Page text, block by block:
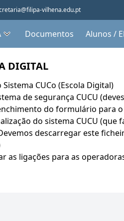
vilhena.edu.pt
Documentos Alunos /
DIGITAL
CUCo (Escola Digital)
de segurança CUCU
do formulário para
do sistema CUCU (que
descarregar este
as ligações para as